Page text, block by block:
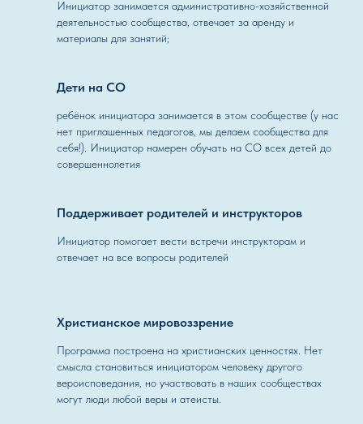
Инициатор занимается административно-хозяйственной
деятельностью сообщества, отвечает за аренду и
материалы для занятий;
Дети на СО
ребёнок инициатора занимается в этом сообществе (у нас
нет приглашенных педагогов, мы делаем сообщества для
себя!). Инициатор намерен обучать на СО всех детей до
совершеннолетия
Поддерживает родителей и инструкторов
Инициатор помогает вести встречи инструкторам и
отвечает на все вопросы родителей
Христианское мировоззрение
Программа построена на христианских ценностях. Нет
смысла становиться инициатором человеку другого
вероисповедания, но участвовать в наших сообществах
могут люди любой веры и атеисты.